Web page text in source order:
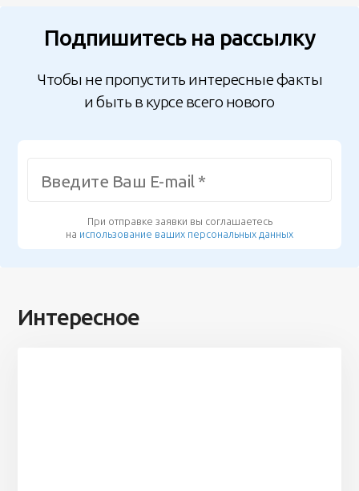
Подпишитесь на рассылку
Чтобы не пропустить интересные факты
и быть в курсе всего нового
При отправке заявки вы соглашаетесь
на использование ваших персональных данных
Интересное